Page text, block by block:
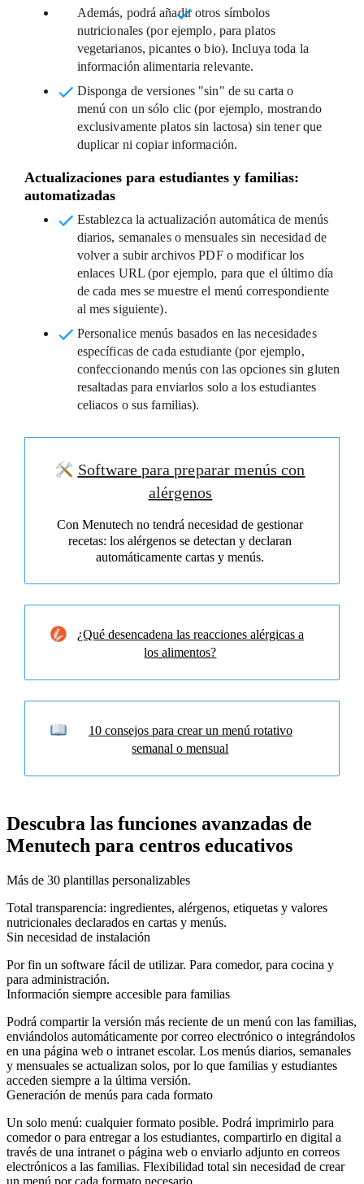
Software para preparar menús con
alérgenos
Con Menutech no tendrá necesidad de gestionar
recetas: los alérgenos se detectan y declaran
automáticamente cartas y menús.
¿Qué desencadena las reacciones alérgicas a
los alimentos?
10 consejos para crear un menú rotativo
semanal o mensual
Además, podrá añadirotros símbolos
nutricionales (por ejemplo, para platos
vegetarianos, picantes o bio). Incluya toda la
información alimentaria relevante.
Disponga de versiones "sin" de su carta o
menú con un sólo clic (por ejemplo, mostrando
exclusivamente platos sin lactosa) sin tener que
duplicar ni copiar información.
Actualizaciones para estudiantes y familias:
automatizadas
Establezca la actualización automática de menús
diarios, semanales o mensualessin necesidad de
volver a subir archivos PDF o modificar los
enlaces URL (por ejemplo, para que el último día
de cada mes se muestre el menú correspondiente
al mes siguiente).
Personalice menús basados en las necesidades
específicas de cada estudiante (por ejemplo,
confeccionando menús con las opciones sin gluten
resaltadas para enviarlos solo a los estudiantes
celiacos o sus familias).
Descubra las funciones avanzadas de
Menutech para centros educativos
Más de 30 plantillas personalizables
Total transparencia: ingredientes, alérgenos, etiquetas y valores
nutricionales declarados en cartas y menús.
Sin necesidad de instalación
Por fin un software fácil de utilizar. Para comedor, para cocina y
para administración.
Información siempre accesible para familias
Podrá compartir la versión más reciente de un menú con las familias,
enviándolos automáticamente por correo electrónico o integrándolos
en una página web o intranet escolar. Los menús diarios, semanales
y mensuales se actualizan solos, por lo que familias y estudiantes
acceden siempre a la última versión.
Generación de menús para cada formato
Un solo menú: cualquier formato posible. Podrá imprimirlo para
comedor o para entregar a los estudiantes, compartirlo en digital a
través de una intranet o página web o enviarlo adjunto en correos
electrónicos a las familias. Flexibilidad total sin necesidad de crear